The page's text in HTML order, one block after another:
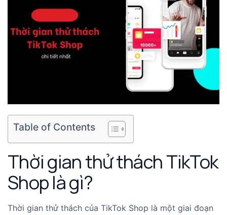
Table of Contents
Thời gian thử thách TikTok
Shop là gì?
Thời gian thử thách của TikTok Shop là một giai đoạn